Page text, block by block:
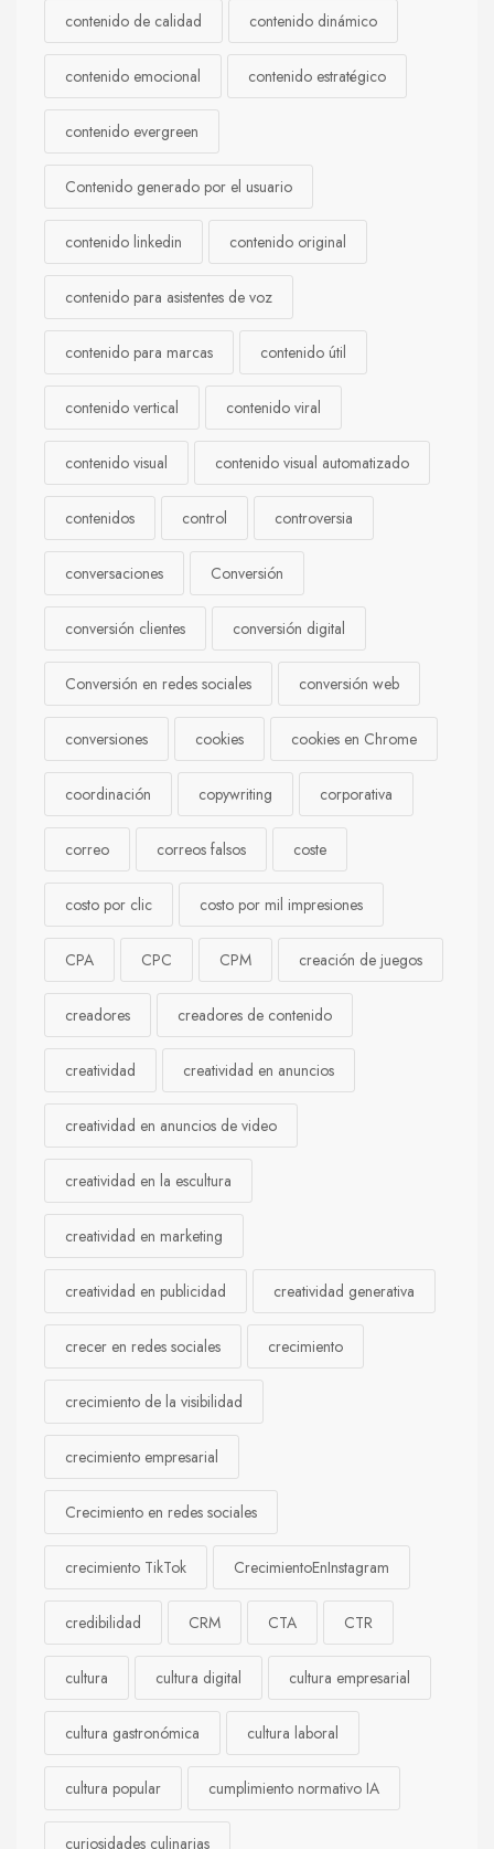
contenido de calidad contenido dinámico
contenido emocional contenido estratégico
contenido evergreen
Contenido generado por el usuario
contenido linkedin contenido original
contenido para asistentes de voz
contenido para marcas contenido útil
contenido vertical contenido viral
contenido visual contenido visual automatizado
contenidos control controversia
conversaciones Conversión
conversión clientes conversión digital
Conversión en redes sociales conversión web
conversiones cookies cookies en Chrome
coordinación copywriting corporativa
correo correos falsos coste
costo por clic costo por mil impresiones
CPA CPC CPM creación de juegos
creadores creadores de contenido
creatividad creatividad en anuncios
creatividad en anuncios de video
creatividad en la escultura
creatividad en marketing
creatividad en publicidad creatividad generativa
crecer en redes sociales crecimiento
crecimiento de la visibilidad
crecimiento empresarial
Crecimiento en redes sociales
crecimiento TikTok CrecimientoEnInstagram
credibilidad CRM CTA CTR
cultura cultura digital cultura empresarial
cultura gastronómica cultura laboral
cultura popular cumplimiento normativo IA
curiosidades culinarias